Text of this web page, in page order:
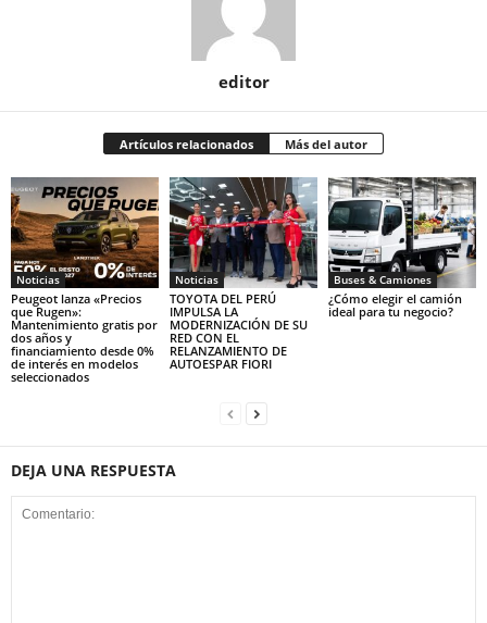
editor
Artículos relacionados Más del autor
Noticias
Peugeot lanza «Precios
que Rugen»:
Mantenimiento gratis por
dos años y
financiamiento desde 0%
de interés en modelos
seleccionados
Noticias
TOYOTA DEL PERÚ
IMPULSA LA
MODERNIZACIÓN DE SU
RED CON EL
RELANZAMIENTO DE
AUTOESPAR FIORI
Buses & Camiones
¿Cómo elegir el camión
ideal para tu negocio?
DEJA UNA RESPUESTA